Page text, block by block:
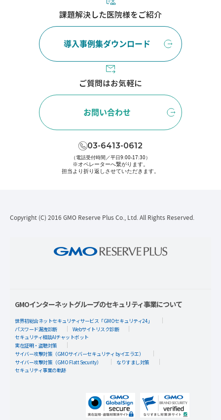
課題解決した医院様をご紹介
導入事例集ダウンロード
ご質問はお気軽に
お問い合わせ
03-6413-0612
（電話受付時間／平日9:00-17:30）
※オペレーターへ繋がります。
担当より折り返しさせていただきます。
Copyright (C) 2016 GMO Reserve Plus Co., Ltd. All Rights Reserved.
GMOインターネットグループのセキュリティ事業について
世界初総合ネットセキュリティサービス「GMOセキュリティ24」
パスワード漏洩診断
Webサイトリスク診断
セキュリティ相談AIチャットボット
実在証明・盗聴対策
サイバー攻撃対策（GMOサイバーセキュリティ byイエラエ）
サイバー攻撃対策（GMO Flatt Security）
なりすまし対策
セキュリティ事業の軌跡